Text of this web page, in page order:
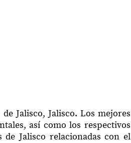
Jalisco, Jalisco. Los mejores
así como los respectivos
Jalisco relacionadas con el